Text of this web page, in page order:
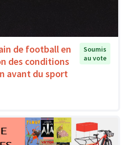
de football en
des conditions
avant du sport
Soumis
au vote